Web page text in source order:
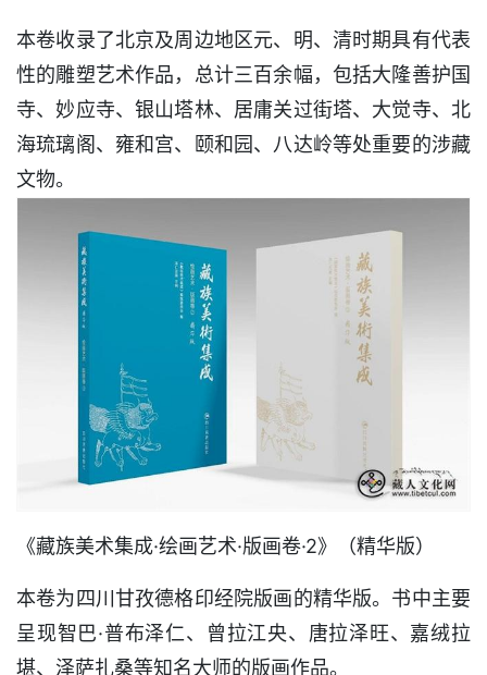
本卷收录了北京及周边地区元、明、清时期具有代表
性的雕塑艺术作品，总计三百余幅，包括大隆善护国
寺、妙应寺、银山塔林、居庸关过街塔、大觉寺、北
海琉璃阁、雍和宫、颐和园、八达岭等处重要的涉藏
文物。
《藏族美术集成·绘画艺术·版画卷·2》（精华版）
本卷为四川甘孜德格印经院版画的精华版。书中主要
呈现智巴·普布泽仁、曾拉江央、唐拉泽旺、嘉绒拉
堪、泽萨扎桑等知名大师的版画作品。